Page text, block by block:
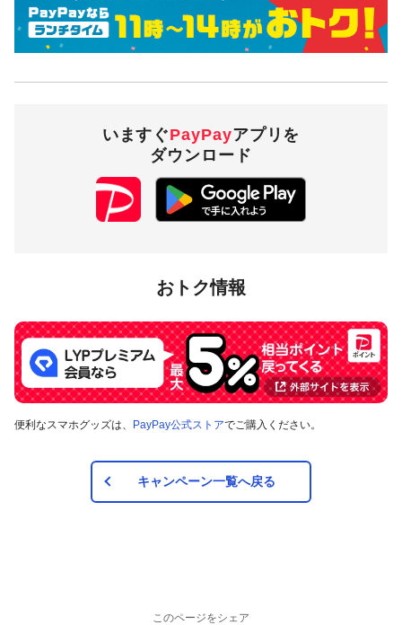
いますぐPayPayアプリを
ダウンロード
おトク情報
便利なスマホグッズは、 PayPay公式ストアでご購入ください。
キャンペーン一覧へ戻る
このページをシェア